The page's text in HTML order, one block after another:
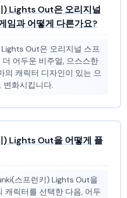
) Lights Out은 오리지널
임과 어떻게 다른가요?
Out은 오리지널 스프
어두운 비주얼, 으스스한
의 캐릭터 디자인이 있는 으
변화시킵니다.
) Lights Out을 어떻게 플
스프런키) Lights Out을
캐릭터를 선택한 다음, 어두